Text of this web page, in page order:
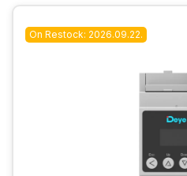
On Restock: 2026.09.22.